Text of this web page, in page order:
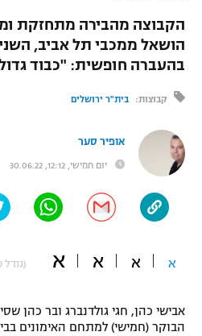
לוח שידורים
ברחבה
"מעל הליגה" – פודקאסט
"מחצית בשכונה" –
משתתפים וזוכים בפרסים
טניס
הפועל חיפה
הפועל באר שבע
מכבי נתניה
בני יהודה
ליגה סינית
אגרוף
ספורט אולימפי
UFC
היאבקות WWE
אופניים
פוטבול אמריקאי NFL
הקבוצה מהבירה מתחזקת
הושאל ממכבי תל אביב,
בהעברה חופשית: "כבוד
קבוצות: בית"ר ירושלים
אופיר סער
יום חמישי, 12:12, 30.06.22
א א א א
אבישי כהן, חגי גולדנברג ובר כהן
הבוקר (חמישי) למתחם האימונים